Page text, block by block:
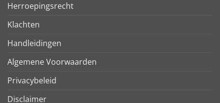
Herroepingsrecht
Klachten
Handleidingen
Algemene Voorwaarden
Privacybeleid
Disclaimer